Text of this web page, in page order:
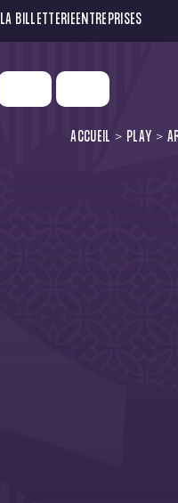
LA BILLETTERIEENTREPRISES
ACCUEIL PLAY